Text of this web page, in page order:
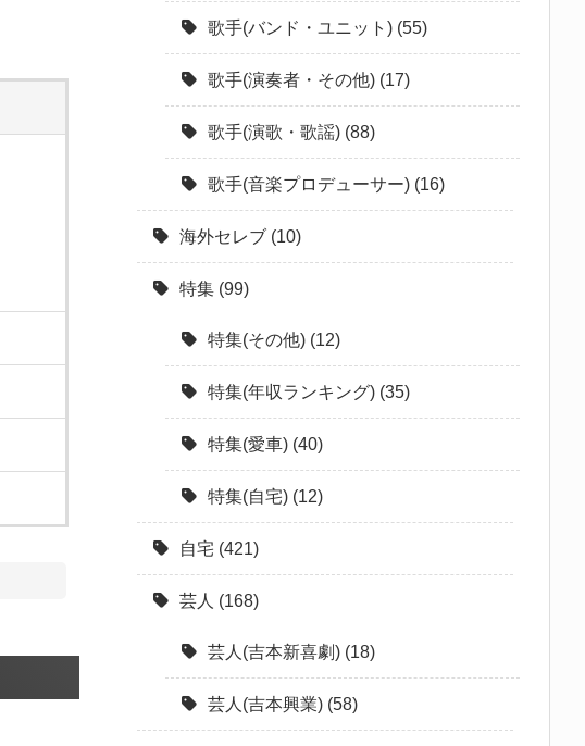
歌手(バンド・ユニット) (55)
歌手(演奏者・その他) (17)
歌手(演歌・歌謡) (88)
歌手(音楽プロデューサー) (16)
海外セレブ (10)
特集 (99)
特集(その他) (12)
特集(年収ランキング) (35)
特集(愛車) (40)
特集(自宅) (12)
自宅 (421)
芸人 (168)
芸人(吉本新喜劇) (18)
芸人(吉本興業) (58)